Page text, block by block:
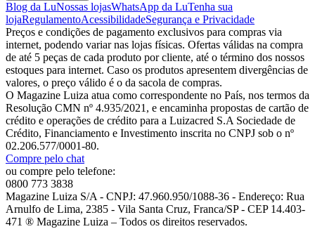
Blog da LuNossas lojasWhatsApp da LuTenha sua
lojaRegulamentoAcessibilidadeSegurança e Privacidade
Preços e condições de pagamento exclusivos para compras via
internet, podendo variar nas lojas físicas. Ofertas válidas na compra
de até 5 peças de cada produto por cliente, até o término dos nossos
estoques para internet. Caso os produtos apresentem divergências de
valores, o preço válido é o da sacola de compras.
O Magazine Luiza atua como correspondente no País, nos termos da
Resolução CMN nº 4.935/2021, e encaminha propostas de cartão de
crédito e operações de crédito para a Luizacred S.A Sociedade de
Crédito, Financiamento e Investimento inscrita no CNPJ sob o nº
02.206.577/0001-80.
Compre pelo chat
ou compre pelo telefone:
0800 773 3838
Magazine Luiza S/A - CNPJ: 47.960.950/1088-36 - Endereço: Rua
Arnulfo de Lima, 2385 - Vila Santa Cruz, Franca/SP - CEP 14.403-
471 ® Magazine Luiza – Todos os direitos reservados.